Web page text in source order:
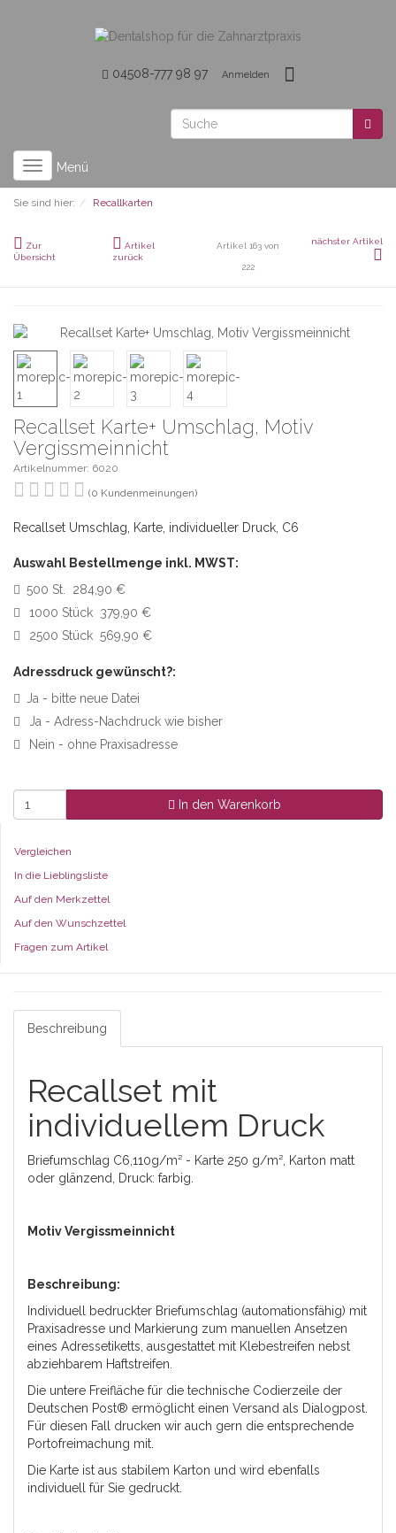
04508-777 98 97 Anmelden
Toggle
navigation
Menü
Sie sind hier: Recallkarten
Zur
Übersicht
Artikel
zurück
Artikel 163 von
222
nächster Artikel
Recallset Karte+ Umschlag, Motiv
Vergissmeinnicht
Artikelnummer: 6020
(0 Kundenmeinungen)
Recallset Umschlag, Karte, individueller Druck, C6
Auswahl Bestellmenge inkl. MWST:
500 St. 284,90 €
1000 Stück 379,90 €
2500 Stück 569,90 €
Adressdruck gewünscht?:
Ja - bitte neue Datei
Ja - Adress-Nachdruck wie bisher
Nein - ohne Praxisadresse
In den Warenkorb
Vergleichen
In die Lieblingsliste
Auf den Merkzettel
Auf den Wunschzettel
Fragen zum Artikel
Beschreibung
Recallset mit
individuellem Druck
Briefumschlag C6,110g/m² - Karte 250 g/m², Karton matt
oder glänzend, Druck: farbig.
Motiv Vergissmeinnicht
Beschreibung:
Individuell bedruckter Briefumschlag (automationsfähig) mit
Praxisadresse und Markierung zum manuellen Ansetzen
eines Adressetiketts, ausgestattet mit Klebestreifen nebst
abziehbarem Haftstreifen.
Die untere Freifläche für die technische Codierzeile der
Deutschen Post® ermöglicht einen Versand als Dialogpost.
Für diesen Fall drucken wir auch gern die entsprechende
Portofreimachung mit.
Die Karte ist aus stabilem Karton und wird ebenfalls
individuell für Sie gedruckt.